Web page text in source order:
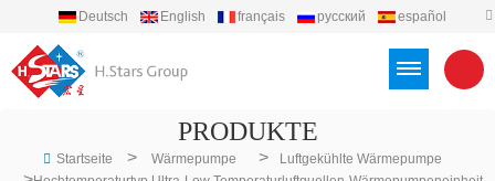
Deutsch English français русский
español
PRODUKTE
Startseite > Wärmepumpe > Luftgekühlte Wärmepumpe